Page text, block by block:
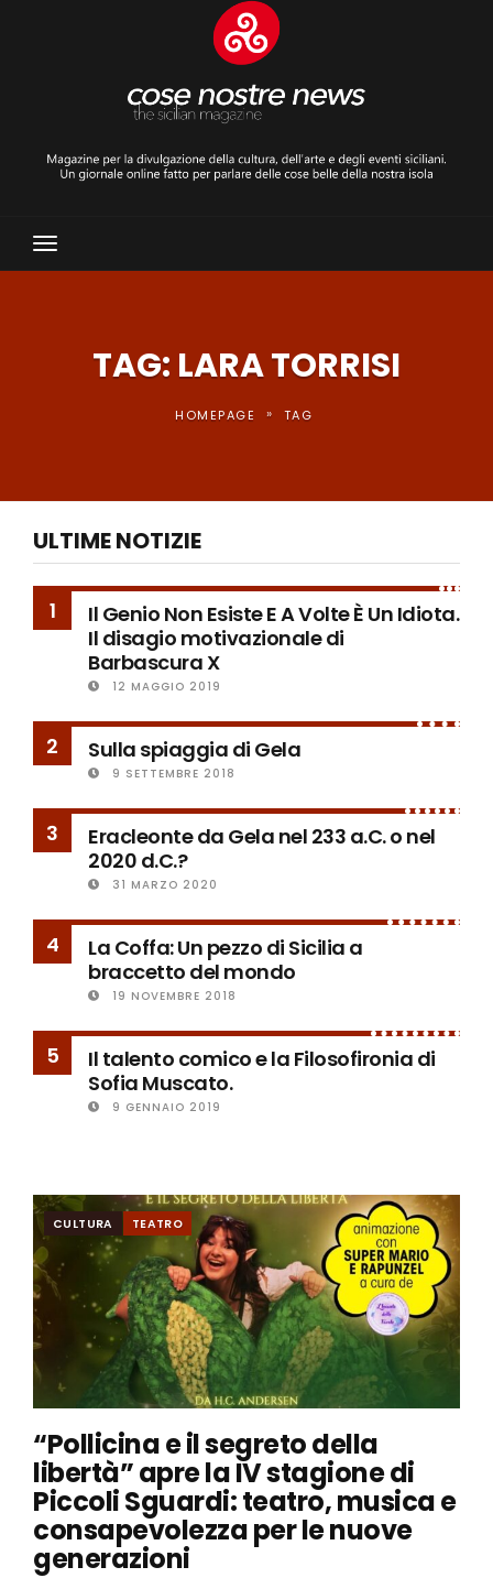
Toggle
Navigation
TAG: LARA TORRISI
HOMEPAGE » TAG
ULTIME NOTIZIE
1
Il Genio Non Esiste E A Volte È Un Idiota.
Il disagio motivazionale di
Barbascura X
12 MAGGIO 2019
2 Sulla spiaggia di Gela
9 SETTEMBRE 2018
3
Eracleonte da Gela nel 233 a.C. o nel
2020 d.C.?
31 MARZO 2020
4
La Coffa: Un pezzo di Sicilia a
braccetto del mondo
19 NOVEMBRE 2018
5
Il talento comico e la Filosofironia di
Sofia Muscato.
9 GENNAIO 2019
CULTURA TEATRO
“Pollicina e il segreto della
libertà” apre la IV stagione di
Piccoli Sguardi: teatro, musica e
consapevolezza per le nuove
generazioni